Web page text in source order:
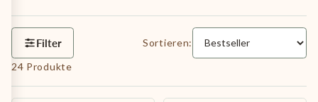
Filter
24 Produkte
Sortieren: